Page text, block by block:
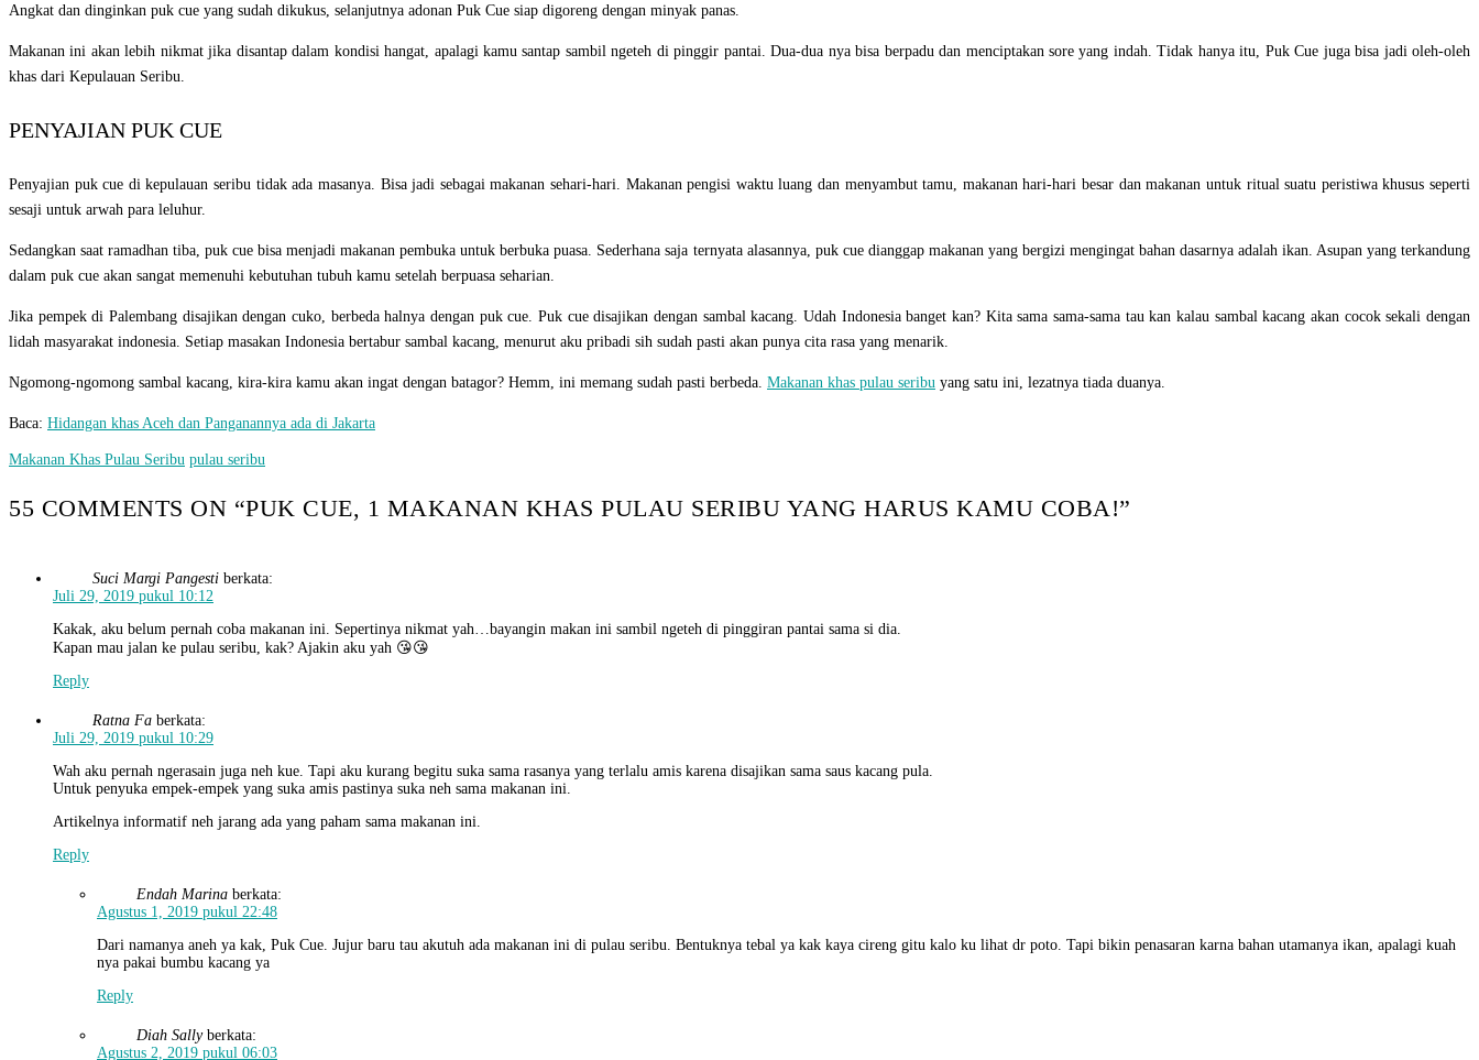
Angkat dan dinginkan puk cue yang sudah dikukus, selanjutnya adonan Puk Cue siap digoreng dengan minyak panas.
Makanan ini akan lebih nikmat jika disantap dalam kondisi hangat, apalagi kamu santap sambil ngeteh di pinggir pantai. Dua-dua nya bisa berpadu dan menciptakan sore yang indah. Tidak hanya itu, Puk Cue juga bisa jadi oleh-oleh
khas dari Kepulauan Seribu.
PENYAJIAN PUK CUE
Penyajian puk cue di kepulauan seribu tidak ada masanya. Bisa jadi sebagai makanan sehari-hari. Makanan pengisi waktu luang dan menyambut tamu, makanan hari-hari besar dan makanan untuk ritual suatu peristiwa khusus seperti
sesaji untuk arwah para leluhur.
Sedangkan saat ramadhan tiba, puk cue bisa menjadi makanan pembuka untuk berbuka puasa. Sederhana saja ternyata alasannya, puk cue dianggap makanan yang bergizi mengingat bahan dasarnya adalah ikan. Asupan yang terkandung
dalam puk cue akan sangat memenuhi kebutuhan tubuh kamu setelah berpuasa seharian.
Jika pempek di Palembang disajikan dengan cuko, berbeda halnya dengan puk cue. Puk cue disajikan dengan sambal kacang. Udah Indonesia banget kan? Kita sama sama-sama tau kan kalau sambal kacang akan cocok sekali dengan
lidah masyarakat indonesia. Setiap masakan Indonesia bertabur sambal kacang, menurut aku pribadi sih sudah pasti akan punya cita rasa yang menarik.
Ngomong-ngomong sambal kacang, kira-kira kamu akan ingat dengan batagor? Hemm, ini memang sudah pasti berbeda. Makanan khas pulau seribu yang satu ini, lezatnya tiada duanya.
Baca: Hidangan khas Aceh dan Panganannya ada di Jakarta
Makanan Khas Pulau Seribu pulau seribu
55 COMMENTS ON “PUK CUE, 1 MAKANAN KHAS PULAU SERIBU YANG HARUS KAMU COBA!”
Suci Margi Pangesti berkata:
Juli 29, 2019 pukul 10:12
Kakak, aku belum pernah coba makanan ini. Sepertinya nikmat yah…bayangin makan ini sambil ngeteh di pinggiran pantai sama si dia.
Kapan mau jalan ke pulau seribu, kak? Ajakin aku yah 😘😘
Reply
Ratna Fa berkata:
Juli 29, 2019 pukul 10:29
Wah aku pernah ngerasain juga neh kue. Tapi aku kurang begitu suka sama rasanya yang terlalu amis karena disajikan sama saus kacang pula.
Untuk penyuka empek-empek yang suka amis pastinya suka neh sama makanan ini.
Artikelnya informatif neh jarang ada yang paham sama makanan ini.
Reply
Endah Marina berkata:
Agustus 1, 2019 pukul 22:48
Dari namanya aneh ya kak, Puk Cue. Jujur baru tau akutuh ada makanan ini di pulau seribu. Bentuknya tebal ya kak kaya cireng gitu kalo ku lihat dr poto. Tapi bikin penasaran karna bahan utamanya ikan, apalagi kuah
nya pakai bumbu kacang ya
Reply
Diah Sally berkata:
Agustus 2, 2019 pukul 06:03